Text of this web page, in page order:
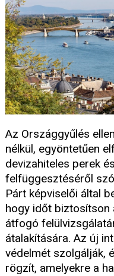
Az Országgyűlés
nélkül, egyöntetűen
devizahiteles perek
felfüggesztéséről
Párt képviselői által
hogy időt biztosítson
átfogó
átalakítására. Az új
védelmét szolgálják,
rögzít, amelyekre a